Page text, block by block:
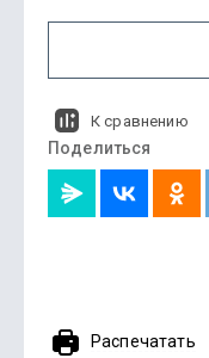
К сравнению
Поделиться
Распечатать